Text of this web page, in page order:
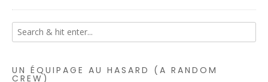
UN ÉQUIPAGE AU HASARD (A RANDOM
CREW)